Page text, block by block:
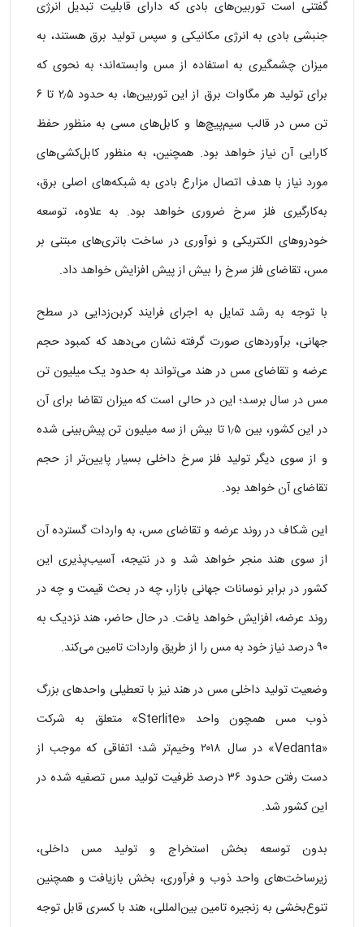
گفتنی است توربین‌های بادی که دارای قابلیت تبدیل انرژی
جنبشی بادی به انرژی مکانیکی و سپس تولید برق هستند، به
میزان چشمگیری به استفاده از مس وابسته‌اند؛ به نحوی که
برای تولید هر مگاوات برق از این توربین‌ها، به حدود ۲٫۵ تا ۶
تن مس در قالب سیم‌پیچ‌ها و کابل‌های مسی به منظور حفظ
کارایی آن نیاز خواهد بود. همچنین، به منظور کابل‌کشی‌های
مورد نیاز با هدف اتصال مزارع بادی به شبکه‌های اصلی برق،
به‌کارگیری فلز سرخ ضروری خواهد بود. به علاوه، توسعه
خودروهای الکتریکی و نوآوری در ساخت باتری‌های مبتنی بر
مس، تقاضای فلز سرخ را بیش از پیش افزایش خواهد داد.
با توجه به رشد تمایل به اجرای فرایند کربن‌زدایی در سطح
جهانی، برآوردهای صورت گرفته نشان می‌دهد که کمبود حجم
عرضه و تقاضای مس در هند می‌تواند به حدود یک میلیون تن
مس در سال برسد؛ این در حالی است که میزان تقاضا برای آن
در این کشور، بین ۱٫۵ تا بیش از سه میلیون تن پیش‌بینی شده
و از سوی دیگر تولید فلز سرخ داخلی بسیار پایین‌تر از حجم
تقاضای آن خواهد بود.
این شکاف در روند عرضه و تقاضای مس، به واردات گسترده آن
از سوی هند منجر خواهد شد و در نتیجه، آسیب‌پذیری این
کشور در برابر نوسانات جهانی بازار، چه در بحث قیمت و چه در
روند عرضه، افزایش خواهد یافت. در حال حاضر، هند نزدیک به
۹۰ درصد نیاز خود به مس را از طریق واردات تامین می‌کند.
وضعیت تولید داخلی مس در هند نیز با تعطیلی واحدهای بزرگ
ذوب مس همچون واحد «Sterlite» متعلق به شرکت
«Vedanta» در سال ۲۰۱۸ وخیم‌تر شد؛ اتفاقی که موجب از
دست رفتن حدود ۳۶ درصد ظرفیت تولید مس تصفیه‌ شده در
این کشور شد.
بدون توسعه بخش استخراج و تولید مس داخلی،
زیرساخت‌های واحد ذوب و فرآوری، بخش بازیافت و همچنین
تنوع‌بخشی به زنجیره تامین بین‌المللی، هند با کسری قابل‌ توجه